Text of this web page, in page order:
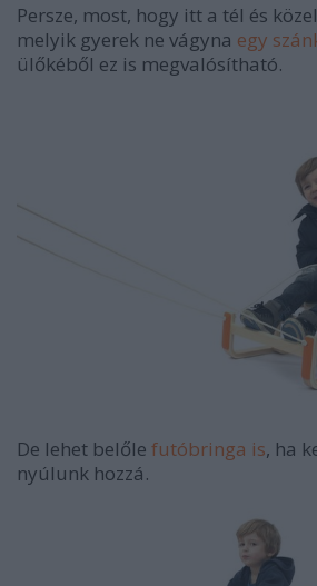
Persze, most, hogy itt a tél és
melyik gyerek ne vágyna egy
ülőkéből ez is megvalósítható.
De lehet belőle futóbringa is, ha
nyúlunk hozzá.